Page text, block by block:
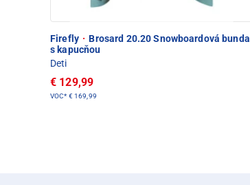
Firefly · Brosard 20.20 Snowboardová bunda
s kapucňou
Deti
€ 129,99
VOC* € 169,99